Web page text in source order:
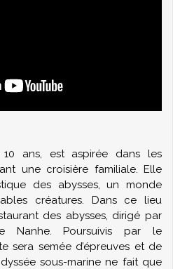
ans, est aspirée dans les
une croisière familiale. Elle
des abysses, un monde
créatures. Dans ce lieu
des abysses, dirigé par
Nanhe. Poursuivis par le
sera semée d’épreuves et de
sous-marine ne fait que